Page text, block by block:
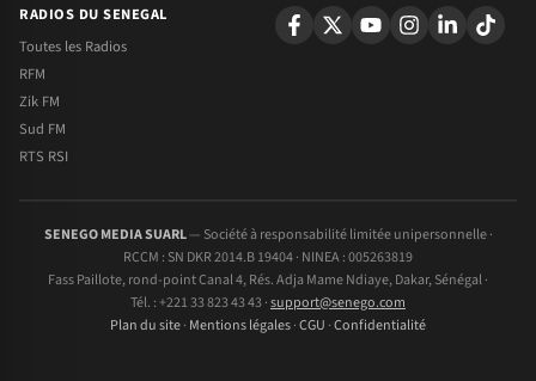
RADIOS DU SENEGAL
Toutes les Radios
RFM
Zik FM
Sud FM
RTS RSI
SENEGO MEDIA SUARL— Société à responsabilité limitée unipersonnelle ·
RCCM : SN DKR 2014.B 19404 · NINEA : 005263819
Fass Paillote, rond-point Canal 4, Rés. Adja Mame Ndiaye, Dakar, Sénégal ·
Tél. : +221 33 823 43 43 ·support@senego.com
Plan du site· Mentions légales·CGU ·Confidentialité